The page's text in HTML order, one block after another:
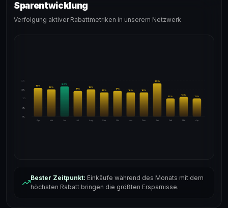
Sparentwicklung
Verfolgung aktiver Rabattmetriken in unserem Netzwerk
24%
18%
12%
6%
0%
Apr
19%
Mai
18%
Jun
20%
Jul
17%
Aug
18%
Sep
16%
Okt
17%
Nov
16%
Dez
16%
Jan
22%
Feb
12%
Mär
13%
Apr
12%
Bester Zeitpunkt: Einkäufe während des Monats mit dem
höchsten Rabatt bringen die größten Ersparnisse.